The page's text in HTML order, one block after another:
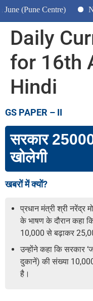
Centre) New
Daily
for 16th
Hindi
GS PAPER – II
सरकार
खोलेगी
खबरों में क्यों?
प्रधान मंत्री श्री नरेंद्र
के भाषण के दौरान कहा
10,000 से बढ़ाकर
उन्होंने कहा कि सरकार
दुकानें) की संख्या
है।